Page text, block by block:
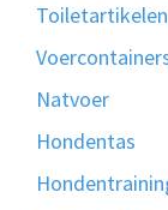
Natvoer
Hondentas